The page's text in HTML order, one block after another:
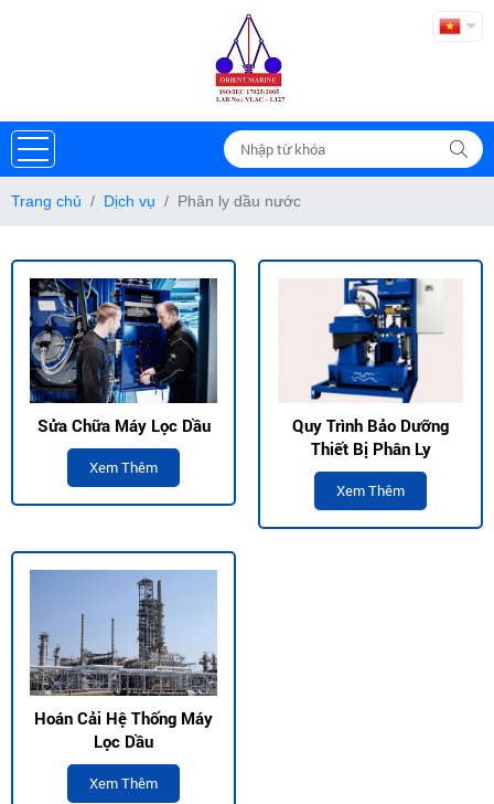
Trang chủ Dịch vụ Phân ly dầu nước
Sửa Chữa Máy Lọc Dầu
Xem Thêm
Quy Trình Bảo Dưỡng
Thiết Bị Phân Ly
Xem Thêm
Hoán Cải Hệ Thống Máy
Lọc Dầu
Xem Thêm